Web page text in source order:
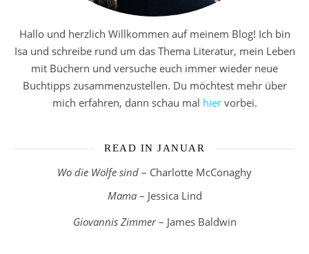
Hallo und herzlich Willkommen auf meinem Blog! Ich bin
Isa und schreibe rund um das Thema Literatur, mein Leben
mit Büchern und versuche euch immer wieder neue
Buchtipps zusammenzustellen. Du möchtest mehr über
mich erfahren, dann schau mal hiervorbei.
READ IN JANUAR
Wo die Wölfe sind – Charlotte McConaghy
Mama– Jessica Lind
Giovannis Zimmer– James Baldwin